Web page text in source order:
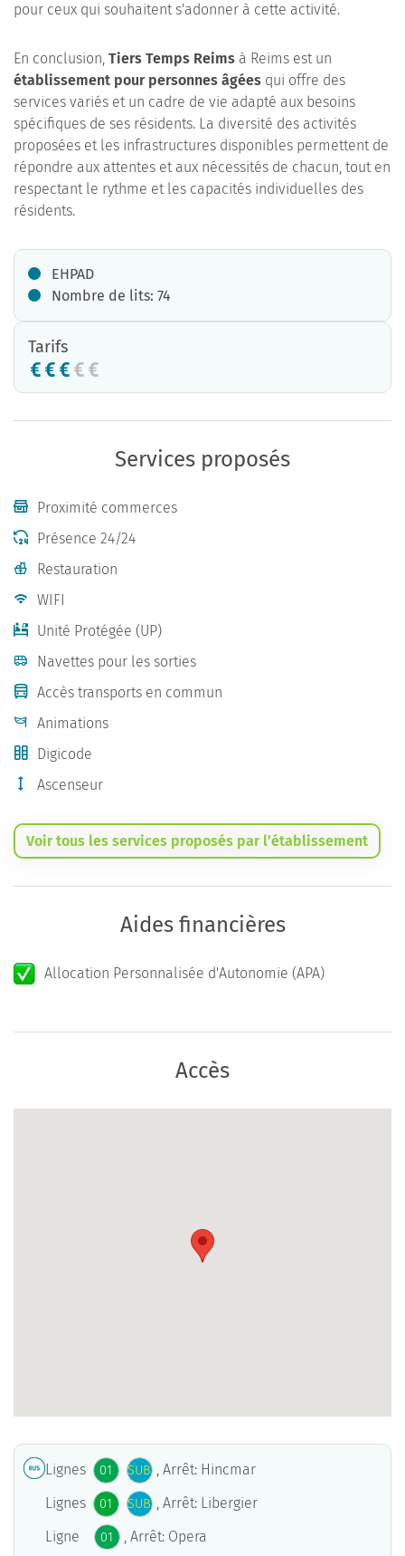
pour ceux qui souhaitent s'adonner à cette activité.
En conclusion, Tiers Temps Reims à Reims est un
établissement pour personnes âgées qui offre des
services variés et un cadre de vie adapté aux besoins
spécifiques de ses résidents. La diversité des activités
proposées et les infrastructures disponibles permettent de
répondre aux attentes et aux nécessités de chacun, tout en
respectant le rythme et les capacités individuelles des
résidents.
EHPAD
Nombre de lits: 74
Tarifs
Services proposés
Proximité commerces
Présence 24/24
Restauration
WIFI
Unité Protégée (UP)
Navettes pour les sorties
Accès transports en commun
Animations
Digicode
Ascenseur
Voir tous les services proposés par l’établissement
Aides financières
Allocation Personnalisée d'Autonomie (APA)
Accès
Lignes 01 SUB , Arrêt: Hincmar
Lignes
01 SUB
, Arrêt: Libergier
Ligne
01
, Arrêt: Opera